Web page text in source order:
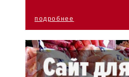
подробнее